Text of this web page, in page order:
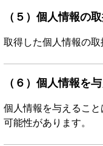
（５）個人情報の
取得した個人情報の
（６）個人情報を
個人情報を与えるこ
可能性があります。